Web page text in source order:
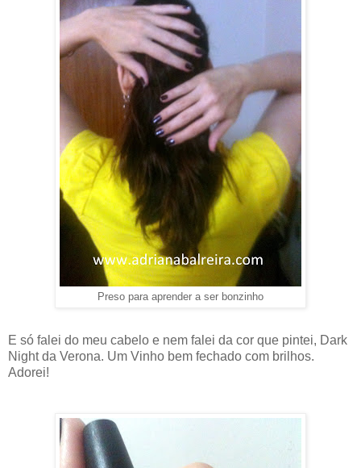
Preso para aprender a ser bonzinho
E só falei do meu cabelo e nem falei da cor que pintei, Dark
Night da Verona. Um Vinho bem fechado com brilhos.
Adorei!